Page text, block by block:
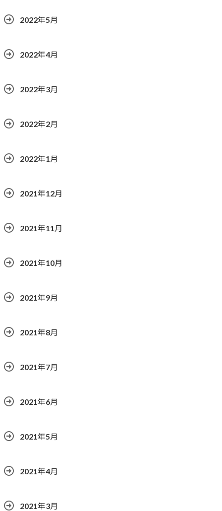
2022年5月
2022年4月
2022年3月
2022年2月
2022年1月
2021年12月
2021年11月
2021年10月
2021年9月
2021年8月
2021年7月
2021年6月
2021年5月
2021年4月
2021年3月